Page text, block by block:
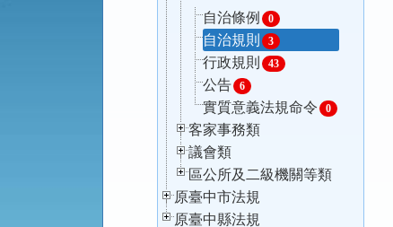
自治條例
0
自治規則 3
行政規則 43
公告 6
實質意義法規命令 0
客家事務類
議會類
區公所及二級機關等類
原臺中市法規
原臺中縣法規